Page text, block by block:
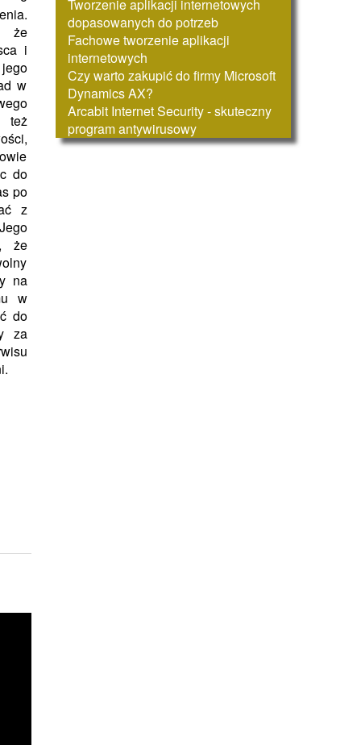
że
i
w
też
do
po
z
że
na
w
do
za
Tworzenie aplikacji internetowych
dopasowanych do potrzeb
Fachowe tworzenie aplikacji
internetowych
Czy warto zakupić do firmy Microsoft
Dynamics AX?
Arcabit Internet Security - skuteczny
program antywirusowy